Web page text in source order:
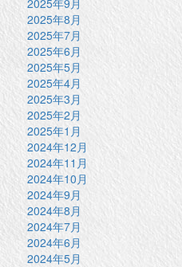
2025年8月
2025年7月
2025年6月
2025年5月
2025年4月
2025年3月
2025年2月
2025年1月
2024年12月
2024年11月
2024年10月
2024年9月
2024年8月
2024年7月
2024年6月
2024年5月